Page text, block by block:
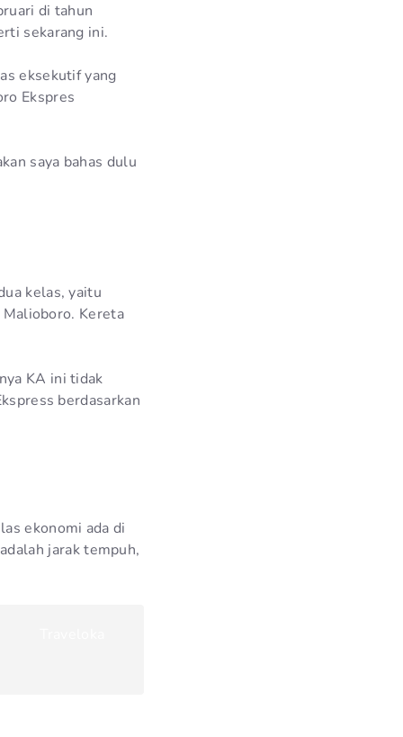
di tahun
sekarang ini.
eksekutif yang
Ekspres
saya bahas dulu
kelas, yaitu
Kereta
KA ini tidak
berdasarkan
ekonomi ada di
jarak tempuh,